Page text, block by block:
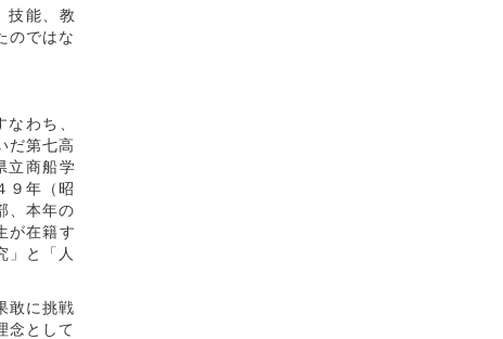
技能、教
のではな
わち、
だ第七高
立商船学
９年（昭
、本年の
が在籍す
」と「人
敢に挑戦
念として